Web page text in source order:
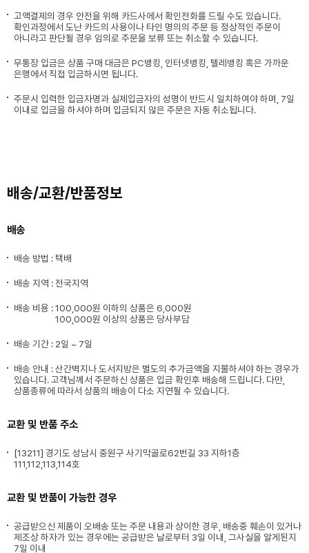
고액결제의 경우 안전을 위해 카드사에서 확인전화를 드릴 수도 있습니다.
확인과정에서 도난 카드의 사용이나 타인 명의의 주문 등 정상적인 주문이
아니라고 판단될 경우 임의로 주문을 보류 또는 취소할 수 있습니다.
무통장 입금은 상품 구매 대금은 PC뱅킹, 인터넷뱅킹, 텔레뱅킹 혹은 가까운
은행에서 직접 입금하시면 됩니다.
주문시 입력한 입금자명과 실제입금자의 성명이 반드시 일치하여야 하며, 7일
이내로 입금을 하셔야 하며 입금되지 않은 주문은 자동 취소됩니다.
배송/교환/반품정보
배송
배송 방법 : 택배
배송 지역 : 전국지역
배송 비용 :100,000원 이하의 상품은 6,000원
100,000원 이상의 상품은 당사부담
배송 기간 : 2일 ~ 7일
배송 안내 : 산간벽지나 도서지방은 별도의 추가금액을 지불하셔야 하는 경우가
있습니다. 고객님께서 주문하신 상품은 입금 확인후 배송해 드립니다. 다만,
상품종류에 따라서 상품의 배송이 다소 지연될 수 있습니다.
교환 및 반품 주소
[13211] 경기도 성남시 중원구 사기막골로62번길 33 지하1층
111,112,113,114호
교환 및 반품이 가능한 경우
공급받으신 제품이 오배송 또는 주문 내용과 상이한 경우, 배송중 훼손이 있거나
제조상 하자가 있는 경우에는 공급받은 날로부터 3일 이내, 그사실을 알게된지
7일 이내